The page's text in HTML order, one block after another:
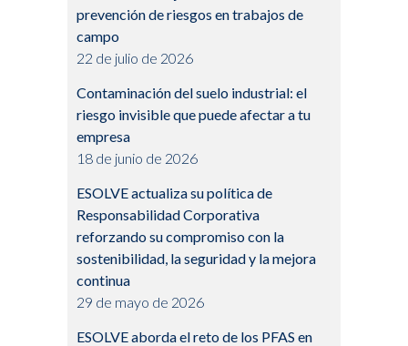
prevención de riesgos en trabajos de
campo
22 de julio de 2026
Contaminación del suelo industrial: el
riesgo invisible que puede afectar a tu
empresa
18 de junio de 2026
ESOLVE actualiza su política de
Responsabilidad Corporativa
reforzando su compromiso con la
sostenibilidad, la seguridad y la mejora
continua
29 de mayo de 2026
ESOLVE aborda el reto de los PFAS en